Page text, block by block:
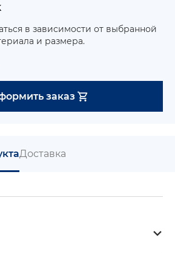
в зависимости от выбранной
и размера.
заказ
Доставка